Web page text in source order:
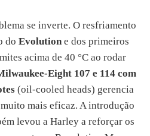
se inverte. O resfriamento
do Evolutione dos primeiros
acima de 40 °C ao rodar
Eight 107 e 114 com
(oil-cooled heads) gerencia
mais eficaz. A introdução
levou a Harley a reforçar os